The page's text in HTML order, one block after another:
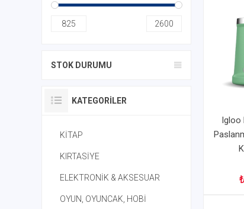
Igloo
825 2600
STOK DURUMU
KATEGORILER
KİTAP
KIRTASİYE
ELEKTRONİK & AKSESUAR
OYUN, OYUNCAK, HOBİ